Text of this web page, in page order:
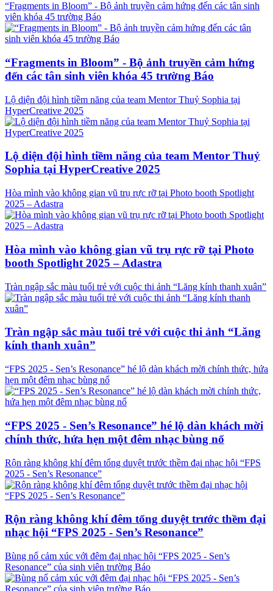
“Fragments in Bloom” - Bộ ảnh truyền cảm hứng đến các tân sinh
viên khóa 45 trường Báo
“Fragments in Bloom” - Bộ ảnh truyền cảm hứng
đến các tân sinh viên khóa 45 trường Báo
Lộ diện đội hình tiềm năng của team Mentor Thuỷ Sophia tại
HyperCreative 2025
Lộ diện đội hình tiềm năng của team Mentor Thuỷ
Sophia tại HyperCreative 2025
Hòa mình vào không gian vũ trụ rực rỡ tại Photo booth Spotlight
2025 – Adastra
Hòa mình vào không gian vũ trụ rực rỡ tại Photo
booth Spotlight 2025 – Adastra
Tràn ngập sắc màu tuổi trẻ với cuộc thi ảnh “Lăng kính thanh xuân”
Tràn ngập sắc màu tuổi trẻ với cuộc thi ảnh “Lăng
kính thanh xuân”
“FPS 2025 - Sen’s Resonance” hé lộ dàn khách mời chính thức, hứa
hẹn một đêm nhạc bùng nổ
“FPS 2025 - Sen’s Resonance” hé lộ dàn khách mời
chính thức, hứa hẹn một đêm nhạc bùng nổ
Rộn ràng không khí đêm tổng duyệt trước thềm đại nhạc hội “FPS
2025 - Sen’s Resonance”
Rộn ràng không khí đêm tổng duyệt trước thềm đại
nhạc hội “FPS 2025 - Sen’s Resonance”
Bùng nổ cảm xúc với đêm đại nhạc hội “FPS 2025 - Sen’s
Resonance” của sinh viên trường Báo